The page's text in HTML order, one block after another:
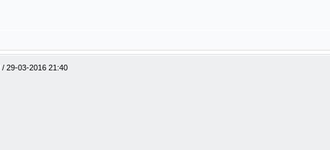
/ 29-03-2016 21:40